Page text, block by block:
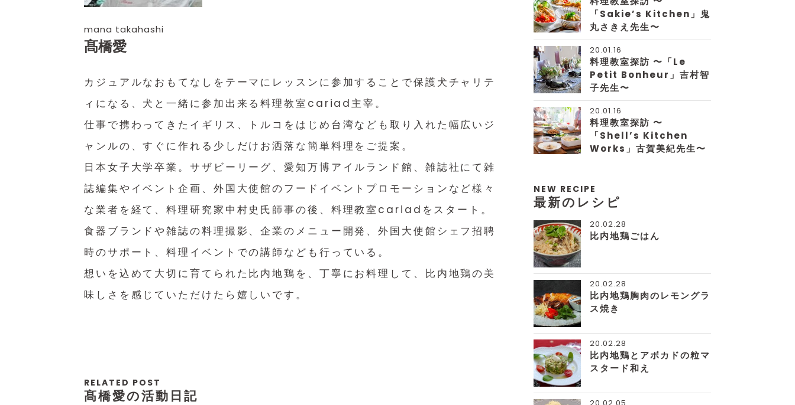
mana takahashi
髙橋愛
カジュアルなおもてなしをテーマにレッスンに参加することで保護犬チャリテ
ィになる、犬と一緒に参加出来る料理教室cariad主宰。
仕事で携わってきたイギリス、トルコをはじめ台湾なども取り入れた幅広いジ
ャンルの、すぐに作れる少しだけお洒落な簡単料理をご提案。
日本女子大学卒業。サザビーリーグ、愛知万博アイルランド館、雑誌社にて雑
誌編集やイベント企画、外国大使館のフードイベントプロモーションなど様々
な業者を経て、料理研究家中村史氏師事の後、料理教室cariadをスタート。
食器ブランドや雑誌の料理撮影、企業のメニュー開発、外国大使館シェフ招聘
時のサポート、料理イベントでの講師なども行っている。
想いを込めて大切に育てられた比内地鶏を、丁寧にお料理して、比内地鶏の美
味しさを感じていただけたら嬉しいです。
RELATED POST
髙橋愛の活動日記
「Sakie’s Kitchen」鬼
丸さきえ先生〜
20.01.16
料理教室探訪 〜「Le
Petit Bonheur」吉村智
子先生〜
20.01.16
料理教室探訪 〜
「Shell’s Kitchen
Works」古賀美紀先生〜
NEW RECIPE
最新のレシピ
20.02.28
比内地鶏ごはん
20.02.28
比内地鶏胸肉のレモングラ
ス焼き
20.02.28
比内地鶏とアボカドの粒マ
スタード和え